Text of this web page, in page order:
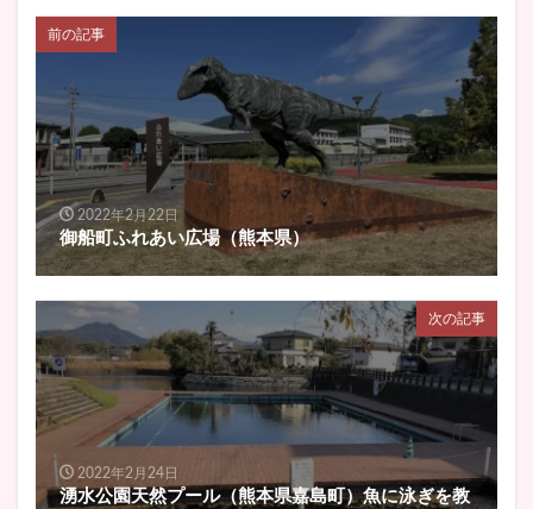
前の記事
2022年2月22日
御船町ふれあい広場（熊本県）
次の記事
2022年2月24日
湧水公園天然プール（熊本県嘉島町）魚に泳ぎを教